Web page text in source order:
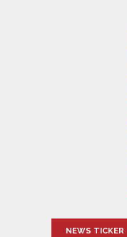
NEWS TICKER